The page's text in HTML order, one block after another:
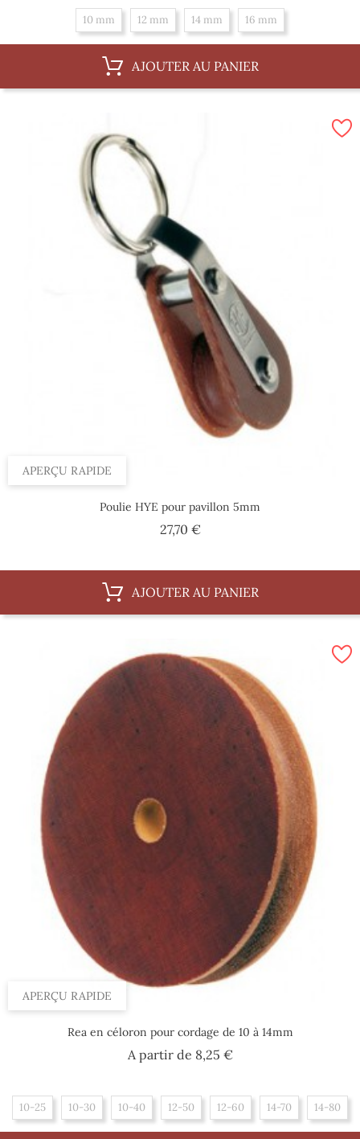
10 mm 12 mm 14 mm 16 mm
AJOUTER AU PANIER
APERÇU RAPIDE
Poulie HYE pour pavillon 5mm
27,70 €Prix
AJOUTER AU PANIER
APERÇU RAPIDE
Rea en céloron pour cordage de 10 à 14mm
A partir de 8,25 €Prix
10-25 10-30 10-40 12-50 12-60 14-70 14-80